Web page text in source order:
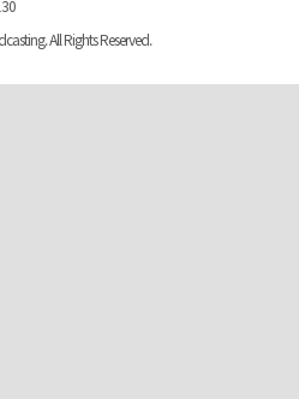
All Rights Reserved.